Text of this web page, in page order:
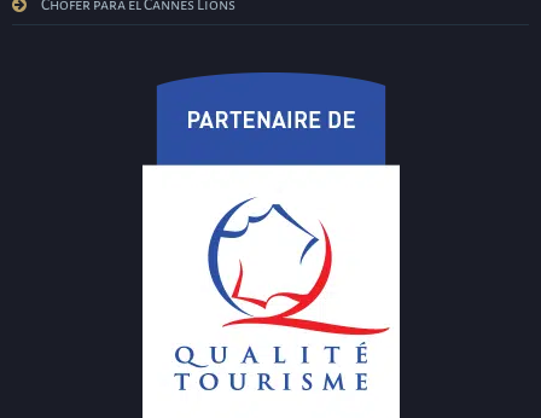
Chófer para el Cannes Lions